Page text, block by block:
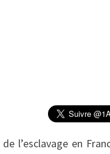
L
l’esclavage en